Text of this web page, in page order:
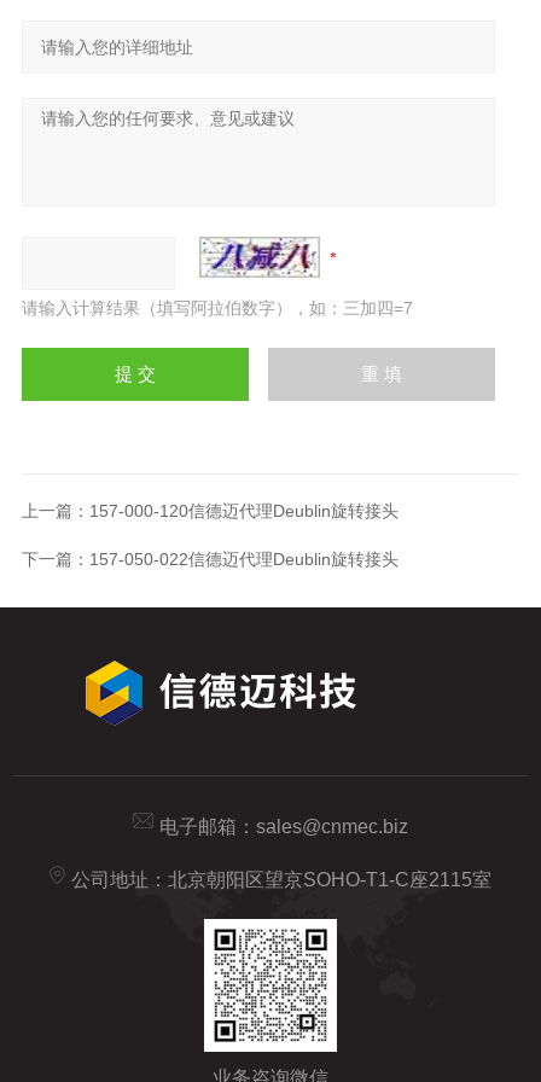
请输入计算结果（填写阿拉伯数字），如：三加四=7
上一篇： 157-000-120信德迈代理Deublin旋转接头
下一篇： 157-050-022信德迈代理Deublin旋转接头
电子邮箱： sales@cnmec.biz
公司地址：北京朝阳区望京SOHO-T1-C座2115室
业务咨询微信